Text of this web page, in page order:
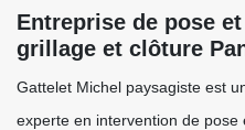
Entreprise de pose
grillage et clôture
Gattelet Michel paysagiste est
experte en intervention de